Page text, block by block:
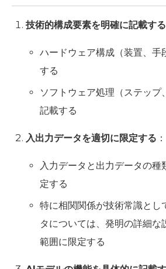
技術的構成要素を明確に記載する
ハードウェア構成（装置、手
する
ソフトウェア処理（ステップ
記載する
入出力データを適切に限定する ：
入力データと出力データの種
定する
特に相関関係が技術常識とし
タについては、発明の詳細な
範囲に限定する